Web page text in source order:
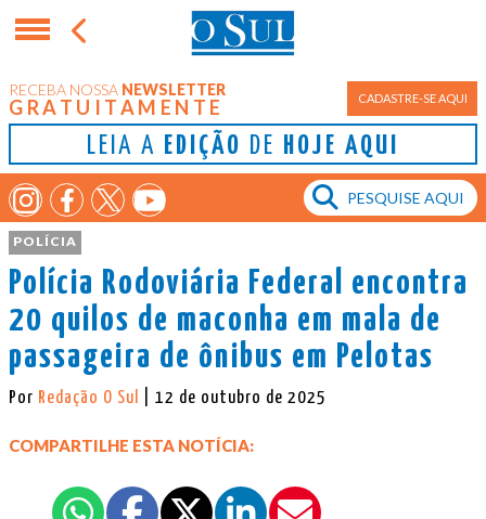
RECEBA NOSSA NEWSLETTER
GRATUITAMENTE CADASTRE-SE AQUI
LEIA A EDIÇÃO DE HOJE AQUI
POLÍCIA
Polícia Rodoviária Federal encontra
20 quilos de maconha em mala de
passageira de ônibus em Pelotas
Por Redação O Sul | 12 de outubro de 2025
COMPARTILHE ESTA NOTÍCIA: